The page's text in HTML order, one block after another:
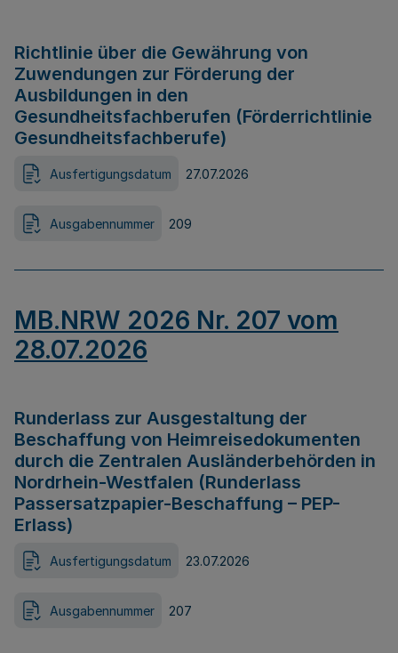
Richtlinie über die Gewährung von
Zuwendungen zur Förderung der
Ausbildungen in den
Gesundheitsfachberufen (Förderrichtlinie
Gesundheitsfachberufe)
Ausfertigungsdatum 27.07.2026
Ausgabennummer 209
MB.NRW 2026 Nr. 207 vom
28.07.2026
Runderlass zur Ausgestaltung der
Beschaffung von Heimreisedokumenten
durch die Zentralen Ausländerbehörden in
Nordrhein-Westfalen (Runderlass
Passersatzpapier-Beschaffung – PEP-
Erlass)
Ausfertigungsdatum 23.07.2026
Ausgabennummer 207